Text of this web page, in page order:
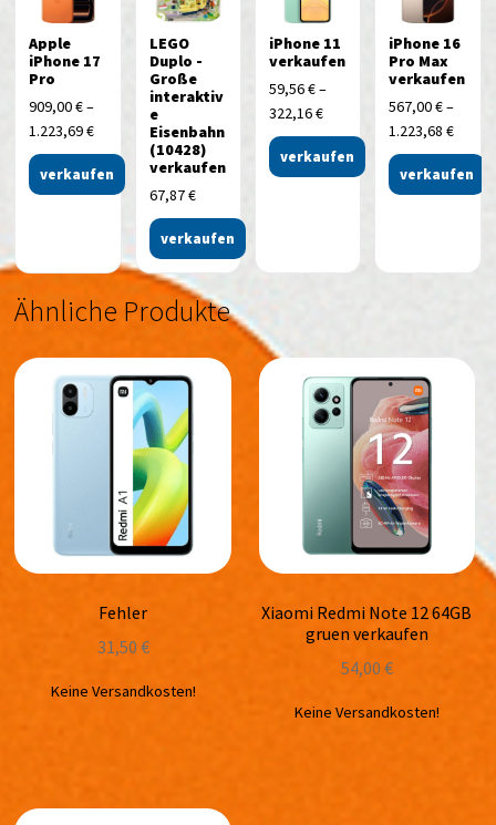
Apple
iPhone 17
Pro
909,00€–
1.223,69€
verkaufen
LEGO
Duplo -
Große
interaktiv
e
Eisenbahn
(10428)
verkaufen
67,87€
verkaufen
iPhone 11
verkaufen
59,56€–
322,16€
verkaufen
iPhone 16
Pro Max
verkaufen
567,00€–
1.223,68€
verkaufen
Ähnliche Produkte
Fehler
31,50 €
Keine Versandkosten!
Xiaomi Redmi Note 12 64GB
gruen verkaufen
54,00 €
Keine Versandkosten!